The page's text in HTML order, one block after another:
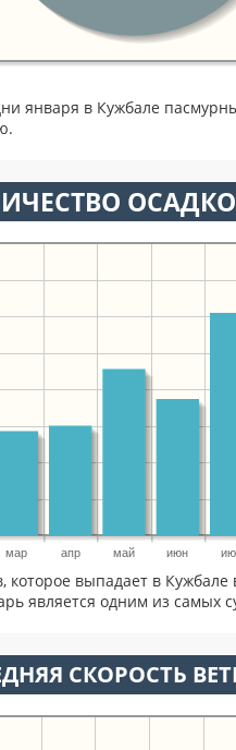
января в Кужбале
мар апр май июн
которое выпадает в
является одним из самых
СКОРОСТЬ